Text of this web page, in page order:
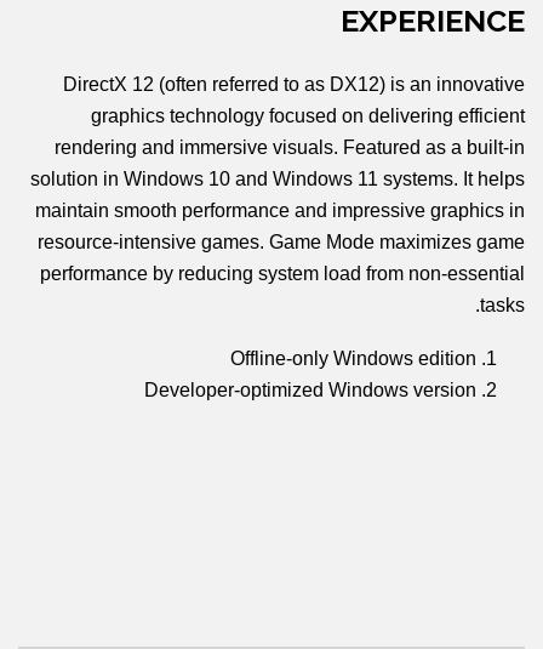
EXPERIENCE
DirectX 12 (often referred to as DX12) is an innovative
graphics technology focused on delivering efficient
rendering and immersive visuals. Featured as a built-in
solution in Windows 10 and Windows 11 systems. It helps
maintain smooth performance and impressive graphics in
resource-intensive games. Game Mode maximizes game
performance by reducing system load from non-essential
tasks.
Offline-only Windows edition
Developer-optimized Windows version